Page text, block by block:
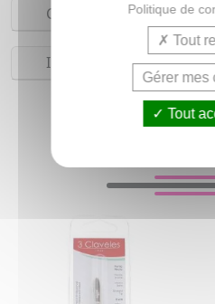
Composition
Indications
Pince à épiler pour
Politique de
Tout
Gérer mes
Tout